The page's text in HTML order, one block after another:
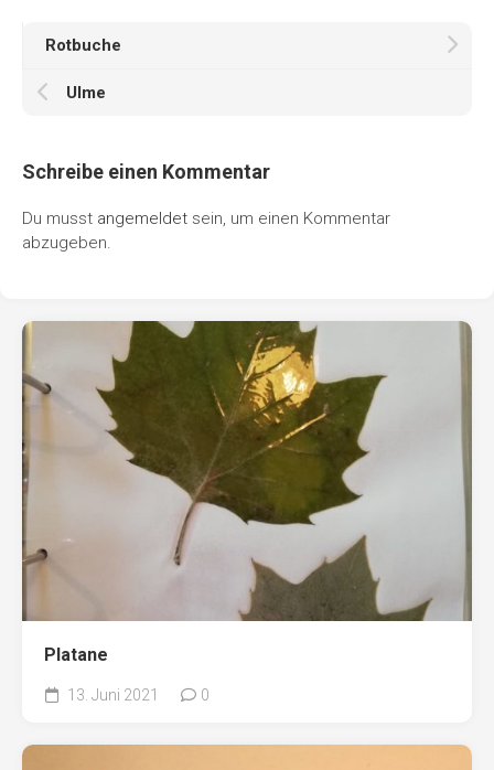
Rotbuche
Ulme
Schreibe einen Kommentar
Du musst angemeldet sein, um einen Kommentar
abzugeben.
Platane
13. Juni 2021 0